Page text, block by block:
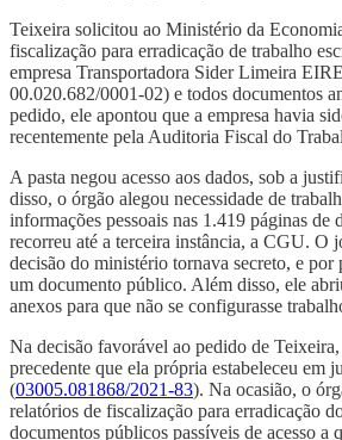
Teixeira solicitou ao Ministério da
fiscalização para erradicação de trabalho
empresa Transportadora Sider Limeira
00.020.682/0001-02) e todos documentos
pedido, ele apontou que a empresa havia
recentemente pela Auditoria Fiscal do
A pasta negou acesso aos dados, sob a
disso, o órgão alegou necessidade de
informações pessoais nas 1.419 páginas de
recorreu até a terceira instância, a CGU. O
decisão do ministério tornava secreto, e por
um documento público. Além disso, ele
anexos para que não se configurasse
Na decisão favorável ao pedido de
precedente que ela própria estabeleceu em
(03005.081868/2021-83). Na ocasião, o
relatórios de fiscalização para erradicação
documentos públicos passíveis de acesso a